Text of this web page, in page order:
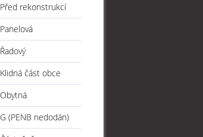
Před rekonstrukcí
Panelová
Řadový
Klidná část obce
Obytná
G (PENB nedodán)